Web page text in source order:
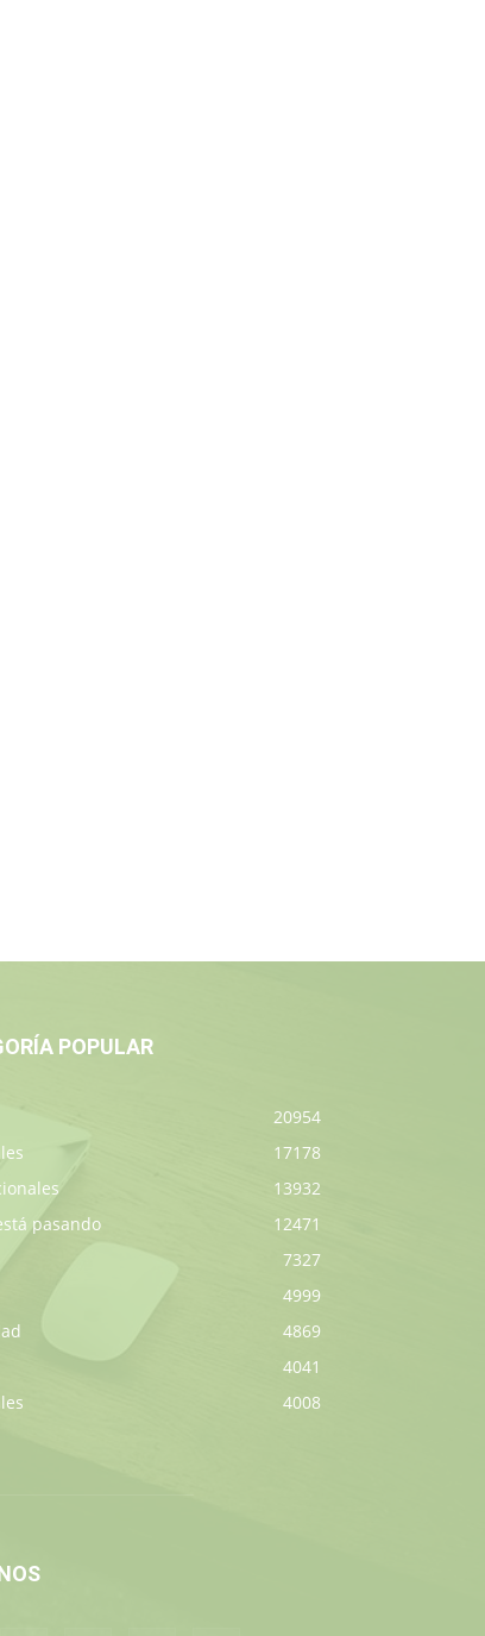
POPULAR
20954
17178
13932
pasando
12471
7327
4999
4869
4041
4008